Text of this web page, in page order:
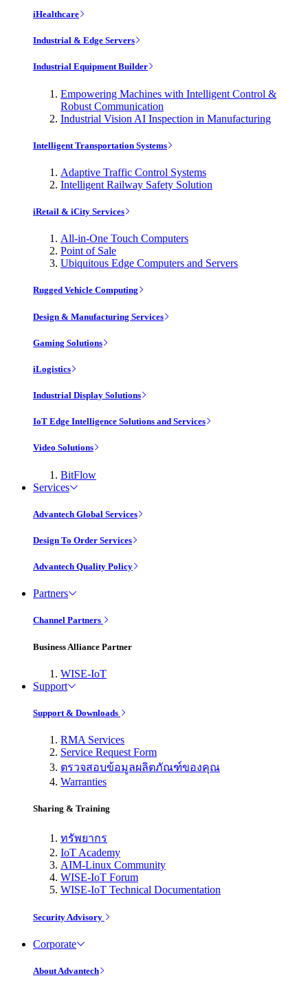
iHealthcare
Industrial & Edge Servers
Industrial Equipment Builder
Empowering Machines with Intelligent Control &
Robust Communication
Industrial Vision AI Inspection in Manufacturing
Intelligent Transportation Systems
Adaptive Traffic Control Systems
Intelligent Railway Safety Solution
iRetail & iCity Services
All-in-One Touch Computers
Point of Sale
Ubiquitous Edge Computers and Servers
Rugged Vehicle Computing
Design & Manufacturing Services
Gaming Solutions
iLogistics
Industrial Display Solutions
IoT Edge Intelligence Solutions and Services
Video Solutions
BitFlow
Services
Advantech Global Services
Design To Order Services
Advantech Quality Policy
Partners
Channel Partners
Business Alliance Partner
WISE-IoT
Support
Support & Downloads
RMA Services
Service Request Form
ตรวจสอบข้อมูลผลิตภัณฑ์ของคุณ
Warranties
Sharing & Training
ทรัพยากร
IoT Academy
AIM-Linux Community
WISE-IoT Forum
WISE-IoT Technical Documentation
Security Advisory
Corporate
About Advantech